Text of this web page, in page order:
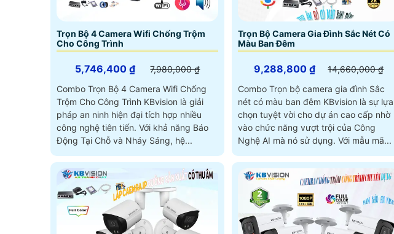
Trọn Bộ 4 Camera Wifi Chống Trộm
Cho Công Trình
5,746,400 ₫
7,980,000 ₫
Combo Trọn Bộ 4 Camera Wifi Chống
Trộm Cho Công Trình KBvision là giải
pháp an ninh hiện đại tích hợp nhiều
công nghệ tiên tiến. Với khả năng Báo
Động Tại Chỗ và Nháy Sáng, hệ...
Trọn Bộ Camera Gia Đình Sắc Nét Có
Màu Ban Đêm
9,288,800 ₫
14,660,000 ₫
Combo Trọn bộ camera gia đình Sắc
nét có màu ban đêm KBvision là sự lựa
chọn tuyệt vời cho dự án cao cấp nhờ
vào chức năng vượt trội của Công
Nghệ AI mà nó sử dụng. Với mẫu mã...